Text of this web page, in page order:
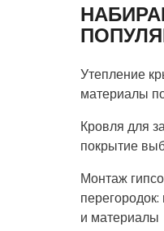
Утепление
материалы
Кровля для
покрытие
Монтаж
и материалы